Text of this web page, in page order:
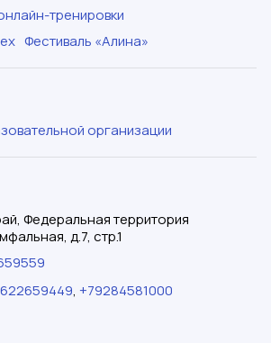
тренировки
Фестиваль «Алина»
организации
Федеральная территория
д.7, стр.1
, +79284581000